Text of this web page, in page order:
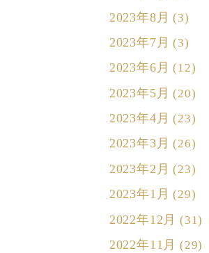
2023年8月 (3)
2023年7月 (3)
2023年6月 (12)
2023年5月 (20)
2023年4月 (23)
2023年3月 (26)
2023年2月 (23)
2023年1月 (29)
2022年12月 (31)
2022年11月 (29)